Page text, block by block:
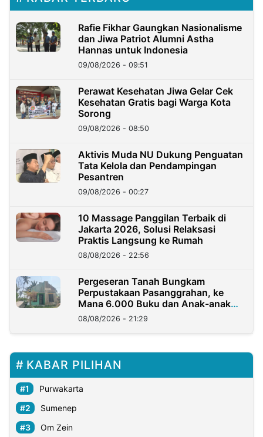
Rafie Fikhar Gaungkan Nasionalisme
dan Jiwa Patriot Alumni Astha
Hannas untuk Indonesia
09/08/2026 - 09:51
Perawat Kesehatan Jiwa Gelar Cek
Kesehatan Gratis bagi Warga Kota
Sorong
09/08/2026 - 08:50
Aktivis Muda NU Dukung Penguatan
Tata Kelola dan Pendampingan
Pesantren
09/08/2026 - 00:27
10 Massage Panggilan Terbaik di
Jakarta 2026, Solusi Relaksasi
Praktis Langsung ke Rumah
08/08/2026 - 22:56
Pergeseran Tanah Bungkam
Perpustakaan Pasanggrahan, ke
Mana 6.000 Buku dan Anak-anak
Kini?
08/08/2026 - 21:29
KABAR PILIHAN
Purwakarta
Sumenep
Om Zein